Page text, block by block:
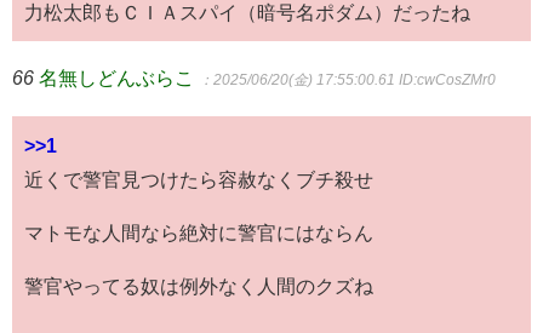
力松太郎もＣＩＡスパイ（暗号名ポダム）だったね
66 名無しどんぶらこ ：2025/06/20(金) 17:55:00.61 ID:cwCosZMr0
>>1
近くで警官見つけたら容赦なくブチ殺せ
マトモな人間なら絶対に警官にはならん
警官やってる奴は例外なく人間のクズね